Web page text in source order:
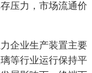
压力，市场流通价
企业生产装置主要
等行业运行保持平